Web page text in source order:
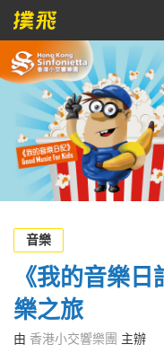
節目
主辦單位
關於撲飛
條款及細則
EN
音樂
《我的音樂
樂之旅
由 香港小交響樂團 主辦